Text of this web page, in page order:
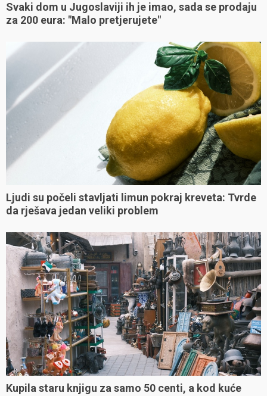
Svaki dom u Jugoslaviji ih je imao, sada se prodaju
za 200 eura: "Malo pretjerujete"
Ljudi su počeli stavljati limun pokraj kreveta: Tvrde
da rješava jedan veliki problem
Kupila staru knjigu za samo 50 centi, a kod kuće